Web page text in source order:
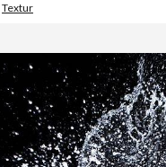
Textur